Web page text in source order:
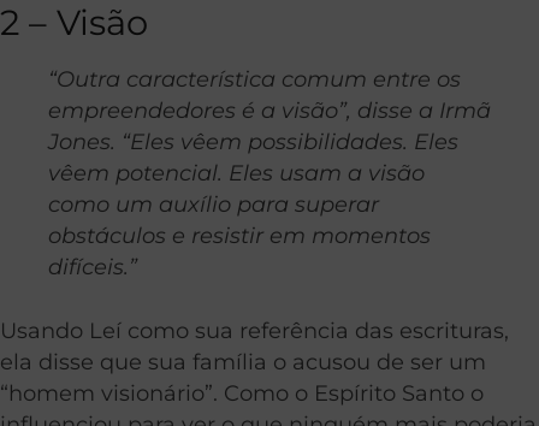
2 – Visão
“Outra característica comum entre os
empreendedores é a visão”, disse a Irmã
Jones. “Eles vêem possibilidades. Eles
vêem potencial. Eles usam a visão
como um auxílio para superar
obstáculos e resistir em momentos
difíceis.”
Usando Leí como sua referência das escrituras,
ela disse que sua família o acusou de ser um
“homem visionário”. Como o Espírito Santo o